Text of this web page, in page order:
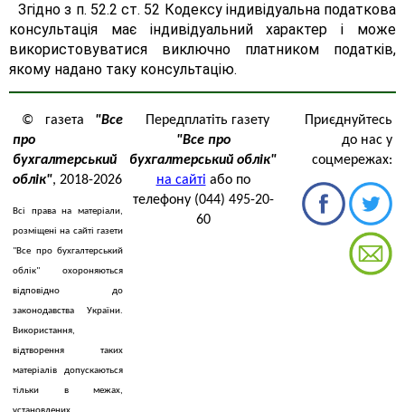
Згідно з п. 52.2 ст. 52 Кодексу індивідуальна податкова
консультація має індивідуальний характер і може
використовуватися виключно платником податків,
якому надано таку консультацію.
© газета "Все
про
бухгалтерський
облік", 2018-2026
Всі права на матеріали,
розміщені на сайті газети
"Все про бухгалтерський
облік" охороняються
відповідно до
законодавства України.
Використання,
відтворення таких
матеріалів допускаються
тільки в межах,
Передплатіть газету
"Все про
бухгалтерський облік"
на сайті або по
телефону (044) 495-20-
60
Приєднуйтесь
до нас у
соцмережах: